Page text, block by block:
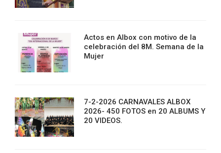
Actos en Albox con motivo de la
celebración del 8M. Semana de la
Mujer
7-2-2026 CARNAVALES ALBOX
2026- 450 FOTOS en 20 ALBUMS Y
20 VIDEOS.